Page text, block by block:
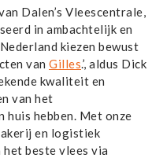
Dalen’s Vleescentrale,
in ambachtelijk en
kiezen bewust
van Gilles.’, aldus Dick
kwaliteit en
van het
huis hebben. Met onze
en logistiek
het beste vlees via